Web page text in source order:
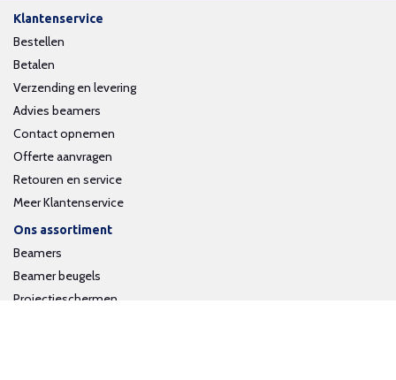
Klantenservice
Bestellen
Betalen
Verzending en levering
Advies beamers
Contact opnemen
Offerte aanvragen
Retouren en service
Meer Klantenservice
Ons assortiment
Beamers
Beamer beugels
Projectieschermen